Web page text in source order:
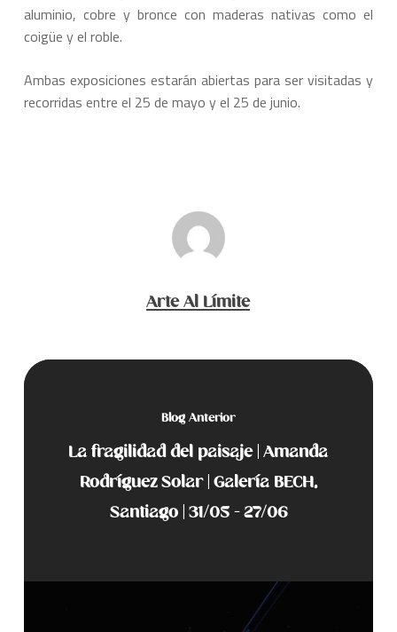
aluminio, cobre y bronce con maderas nativas como el
coigüe y el roble.
Ambas exposiciones estarán abiertas para ser visitadas y
recorridas entre el 25 de mayo y el 25 de junio.
Arte Al Límite
Blog Anterior
La fragilidad del paisaje | Amanda
Rodríguez Solar | Galería BECH,
Santiago | 31/05 - 27/06